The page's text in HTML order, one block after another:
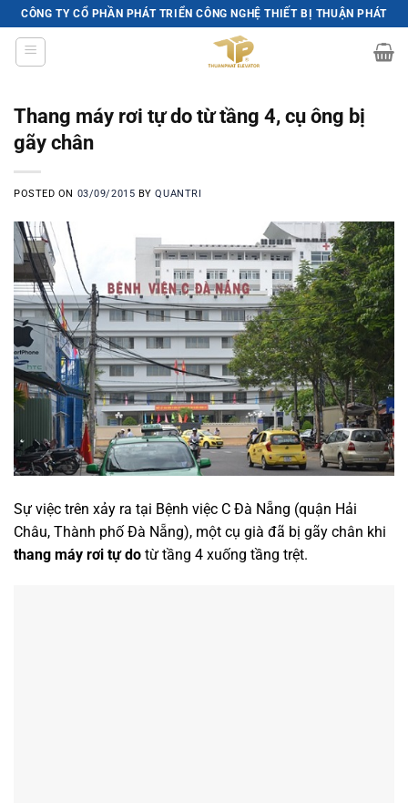
Skip
to
content
CÔNG TY CỔ PHẦN PHÁT TRIỂN CÔNG NGHỆ THIẾT BỊ THUẬN PHÁT
Thang máy rơi tự do từ tầng 4, cụ ông bị
gãy chân
POSTED ON 03/09/2015 BYQUANTRI
Sự việc trên xảy ra tại Bệnh việc C Đà Nẵng (quận Hải
Châu, Thành phố Đà Nẵng), một cụ già đã bị gãy chân khi
thang máy rơi tự do từ tầng 4 xuống tầng trệt.